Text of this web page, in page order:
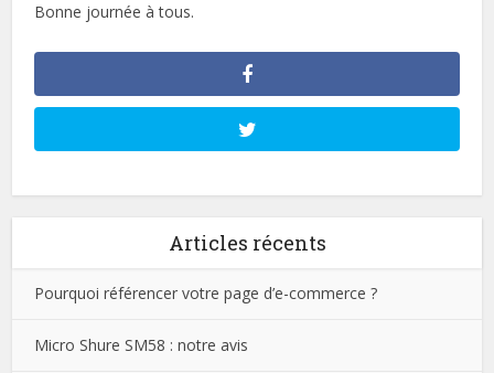
Bonne journée à tous.
Articles récents
Pourquoi référencer votre page d’e-commerce ?
Micro Shure SM58 : notre avis